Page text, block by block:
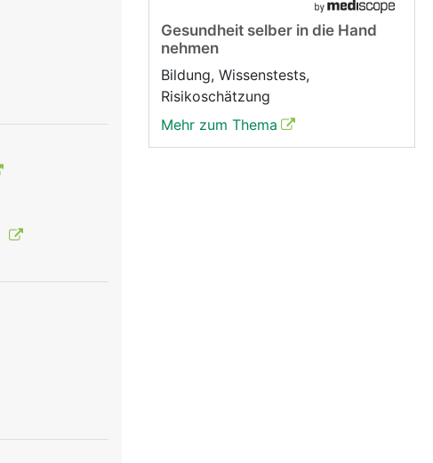
Gesundheit selber in die Hand
nehmen
Bildung, Wissenstests,
Risikoschätzung
Mehr zum Thema